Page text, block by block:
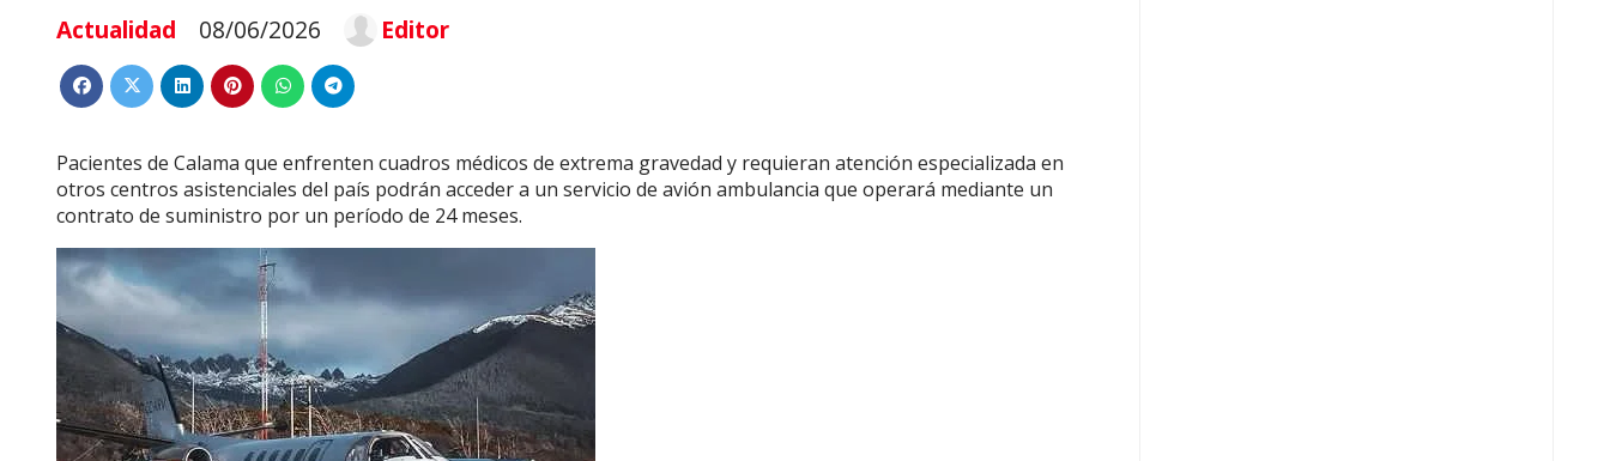
Actualidad
08/06/2026 Editor
Pacientes de Calama que enfrenten cuadros médicos de extrema gravedad y requieran atención especializada en
otros centros asistenciales del país podrán acceder a un servicio de avión ambulancia que operará mediante un
contrato de suministro por un período de 24 meses.